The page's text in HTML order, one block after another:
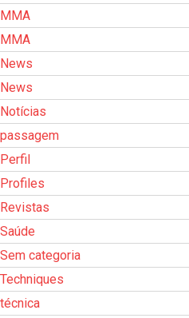
MMA
MMA
News
News
Notícias
passagem
Perfil
Profiles
Revistas
Saúde
Sem categoria
Techniques
técnica